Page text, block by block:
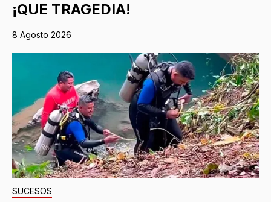
¡QUE TRAGEDIA!
8 Agosto 2026
SUCESOS